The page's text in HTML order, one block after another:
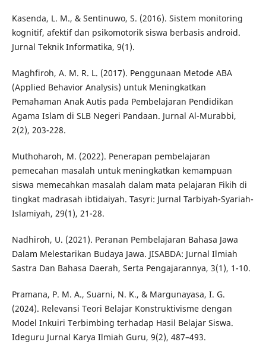
Kasenda, L. M., & Sentinuwo, S. (2016). Sistem monitoring
kognitif, afektif dan psikomotorik siswa berbasis android.
Jurnal Teknik Informatika, 9(1).
Maghfiroh, A. M. R. L. (2017). Penggunaan Metode ABA
(Applied Behavior Analysis) untuk Meningkatkan
Pemahaman Anak Autis pada Pembelajaran Pendidikan
Agama Islam di SLB Negeri Pandaan. Jurnal Al-Murabbi,
2(2), 203-228.
Muthoharoh, M. (2022). Penerapan pembelajaran
pemecahan masalah untuk meningkatkan kemampuan
siswa memecahkan masalah dalam mata pelajaran Fikih di
tingkat madrasah ibtidaiyah. Tasyri: Jurnal Tarbiyah-Syariah-
Islamiyah, 29(1), 21-28.
Nadhiroh, U. (2021). Peranan Pembelajaran Bahasa Jawa
Dalam Melestarikan Budaya Jawa. JISABDA: Jurnal Ilmiah
Sastra Dan Bahasa Daerah, Serta Pengajarannya, 3(1), 1-10.
Pramana, P. M. A., Suarni, N. K., & Margunayasa, I. G.
(2024). Relevansi Teori Belajar Konstruktivisme dengan
Model Inkuiri Terbimbing terhadap Hasil Belajar Siswa.
Ideguru Jurnal Karya Ilmiah Guru, 9(2), 487–493.